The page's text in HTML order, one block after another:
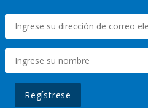
Regístrese